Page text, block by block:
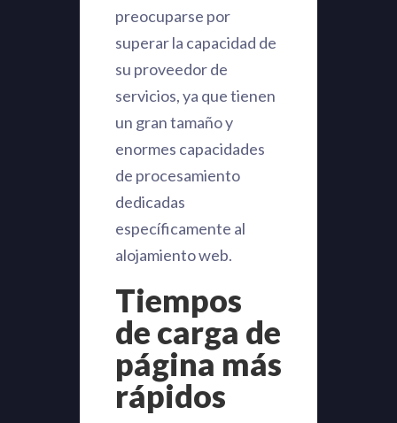
preocuparse por
superar la capacidad de
su proveedor de
servicios, ya que tienen
un gran tamaño y
enormes capacidades
de procesamiento
dedicadas
específicamente al
alojamiento web.
Tiempos
de carga de
página más
rápidos